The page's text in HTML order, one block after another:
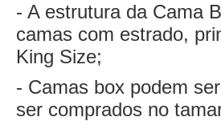
- A estrutura da Cama
camas com estrado,
King Size;
- Camas box podem
ser comprados no